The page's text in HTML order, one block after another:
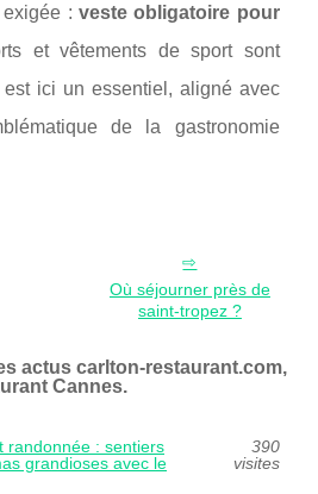
: veste obligatoire pour
et vêtements de sport sont
est ici un essentiel, aligné avec
de la gastronomie
Où séjourner près de
saint-tropez ?
actus carlton-restaurant.com,
Cannes.
randonnée : sentiers
grandioses avec le
390
visites